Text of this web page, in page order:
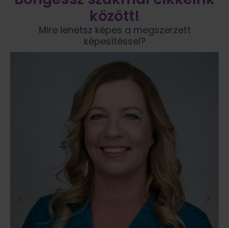
között!
Mire lehetsz képes a megszerzett
képesítéssel?